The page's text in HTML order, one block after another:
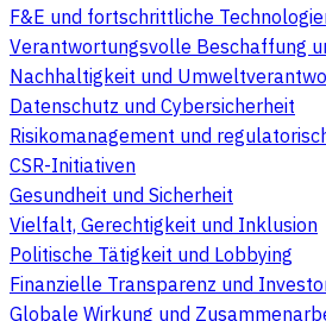
F&E und fortschrittliche
Verantwortungsvolle Beschaffung
Nachhaltigkeit und
Datenschutz und Cybersicherheit
Risikomanagement und
CSR-Initiativen
Gesundheit und Sicherheit
Vielfalt, Gerechtigkeit und Inklusion
Politische Tätigkeit und Lobbying
Finanzielle Transparenz und
Globale Wirkung und